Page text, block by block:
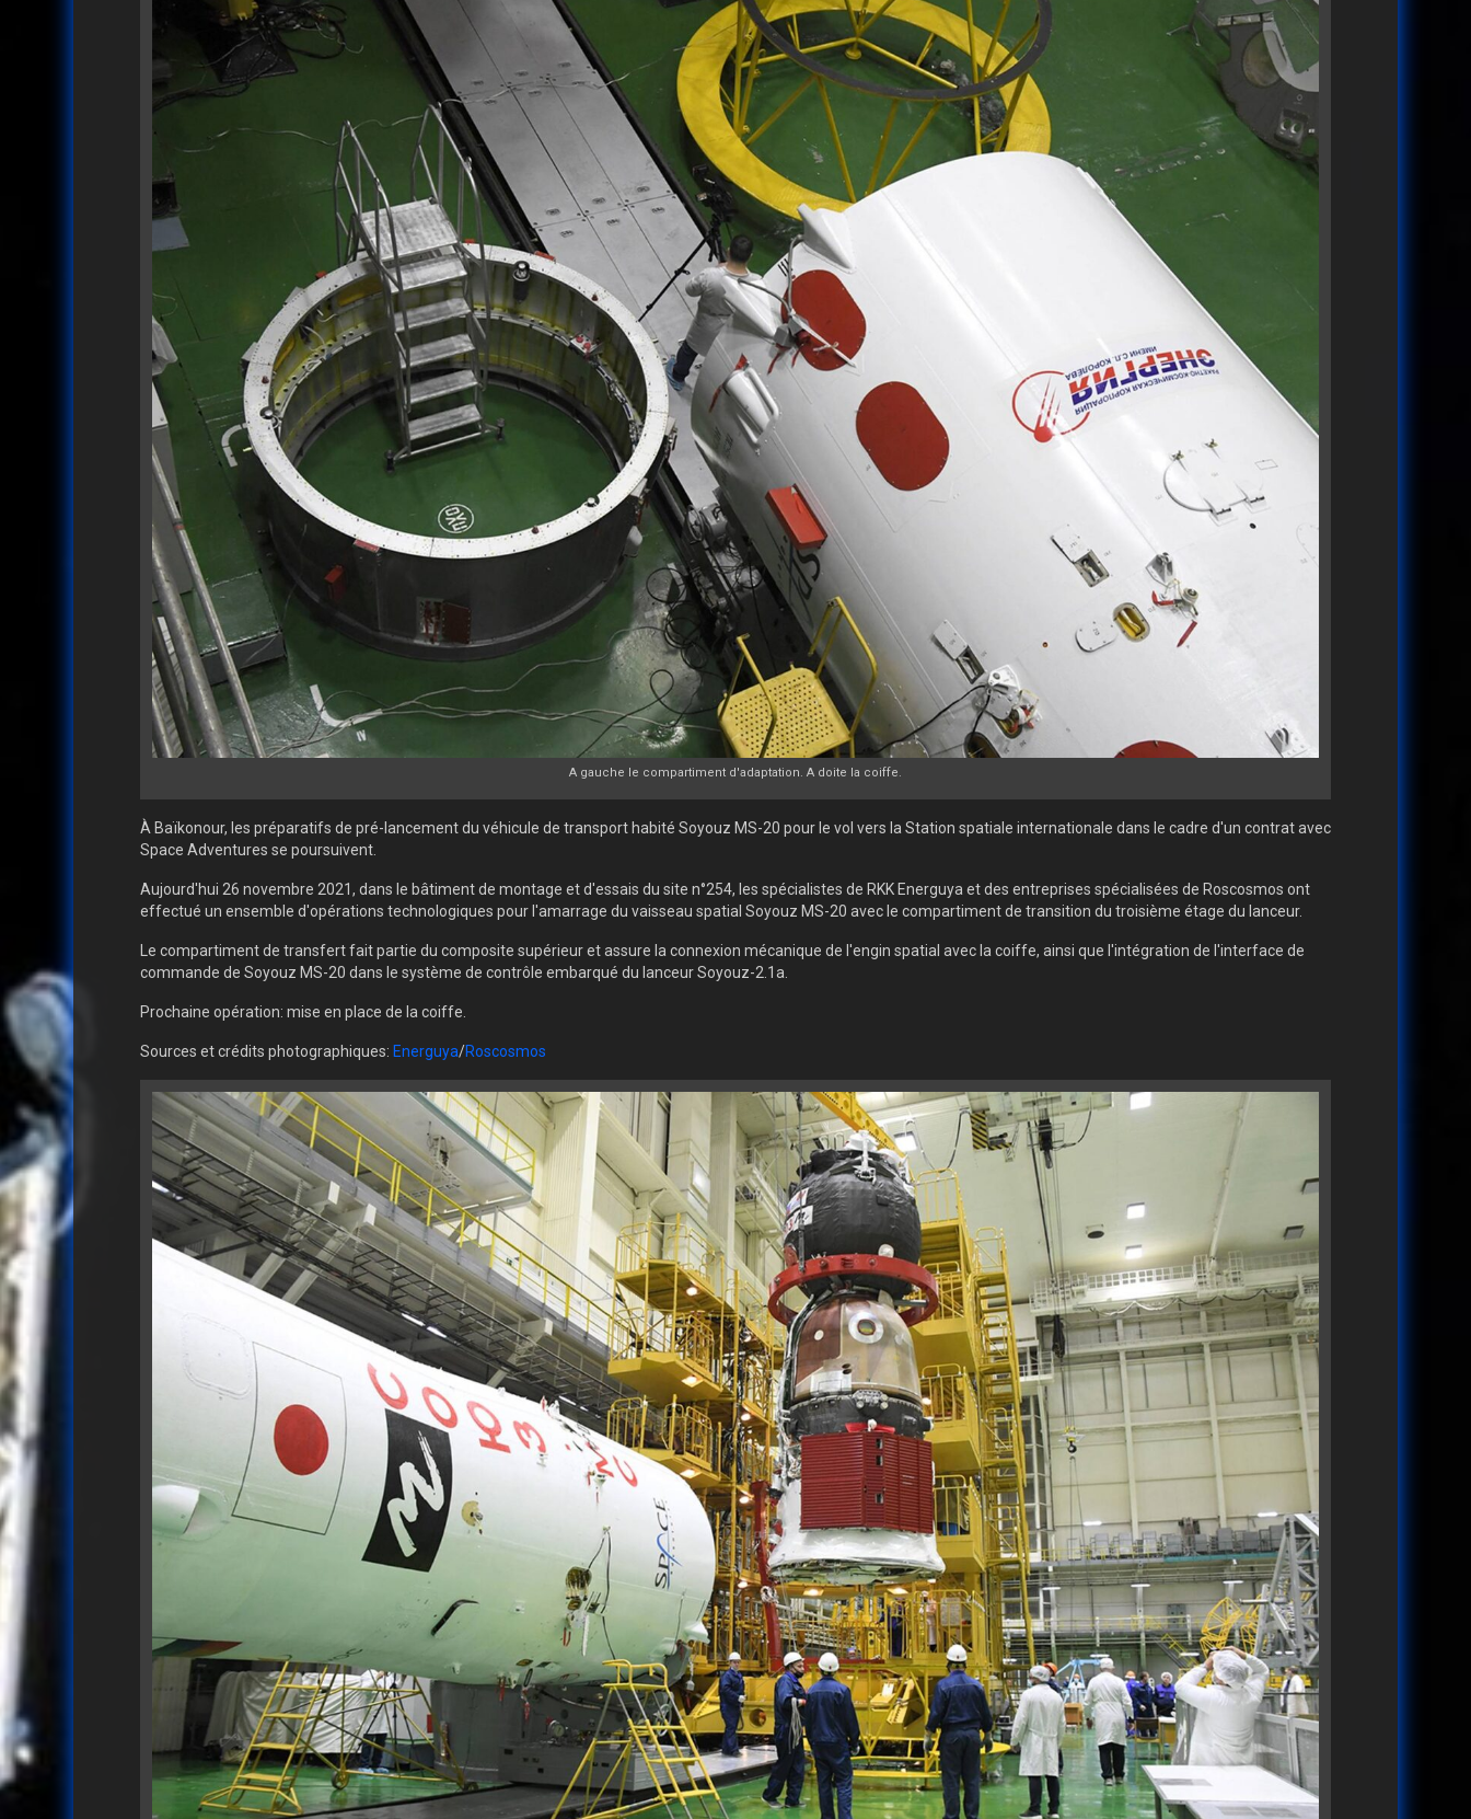
A gauche le compartiment d'adaptation. A doite la coiffe.
À Baïkonour, les préparatifs de pré-lancement du véhicule de transport habité Soyouz MS-20 pour le vol vers la Station spatiale internationale dans le cadre d'un contrat avec
Space Adventures se poursuivent.
Aujourd'hui 26 novembre 2021, dans le bâtiment de montage et d'essais du site n°254, les spécialistes de RKK Energuya et des entreprises spécialisées de Roscosmos ont
effectué un ensemble d'opérations technologiques pour l'amarrage du vaisseau spatial Soyouz MS-20 avec le compartiment de transition du troisième étage du lanceur.
Le compartiment de transfert fait partie du composite supérieur et assure la connexion mécanique de l'engin spatial avec la coiffe, ainsi que l'intégration de l'interface de
commande de Soyouz MS-20 dans le système de contrôle embarqué du lanceur Soyouz-2.1a.
Prochaine opération: mise en place de la coiffe.
Sources et crédits photographiques: Energuya/Roscosmos